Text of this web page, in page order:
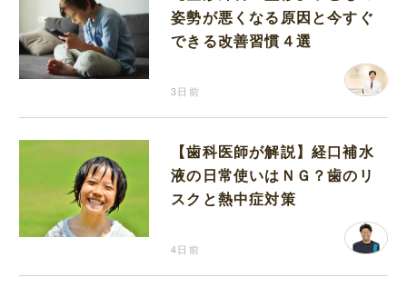
姿勢が悪くなる原因と今すぐ
できる改善習慣４選
3日前
【歯科医師が解説】経口補水
液の日常使いはＮＧ？歯のリ
スクと熱中症対策
4日前